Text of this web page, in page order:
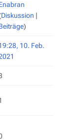
Diskussion |
)
10. Feb.